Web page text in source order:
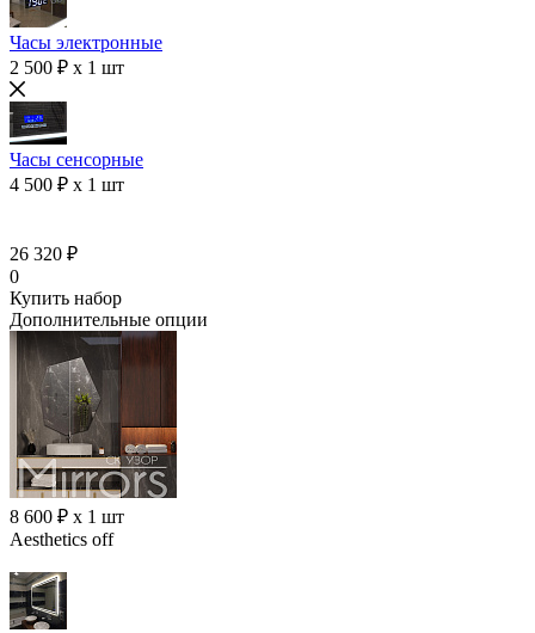
Часы электронные
2 500 ₽ x 1 шт
Часы сенсорные
4 500 ₽ x 1 шт
26 320 ₽
0
Купить набор
Дополнительные опции
8 600 ₽ x 1 шт
Aesthetics off